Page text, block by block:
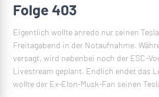
Folge 403
Eigentlich wollte anredo nur seinen
Freitagabend in der Notaufnahme.
versagt, wird nebenbei noch der ESC-
Livestream geplant. Endlich endet das
wollte der Ex-Elon-Musk-Fan seinen